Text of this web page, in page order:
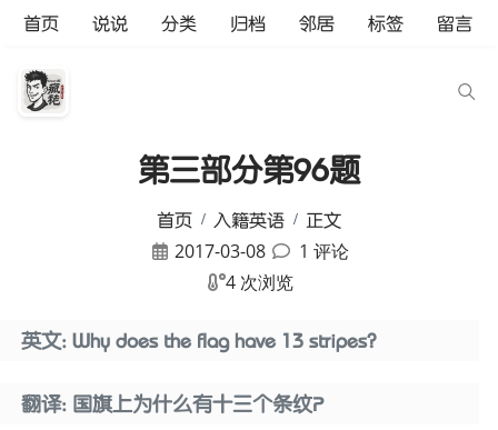
首页 说说 分类 归档 邻居 标签 留言
第三部分第96题
首页 入籍英语 正文
2017-03-08
1 评论
4 次浏览
英文: Why does the flag have 13 stripes?
翻译: 国旗上为什么有十三个条纹？